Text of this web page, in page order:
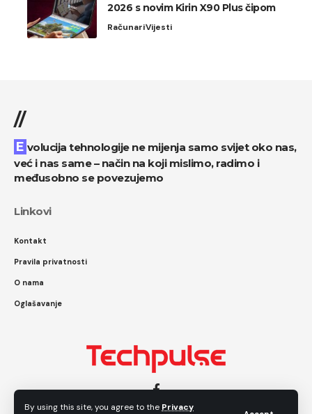
By using this site, you agree to the Privacy
2026 s novim Kirin X90 Plus čipom
RačunariVijesti
//
Evolucija tehnologije ne mijenja samo svijet oko nas,
već i nas same – način na koji mislimo, radimo i
međusobno se povezujemo
Linkovi
Kontakt
Pravila privatnosti
O nama
Oglašavanje